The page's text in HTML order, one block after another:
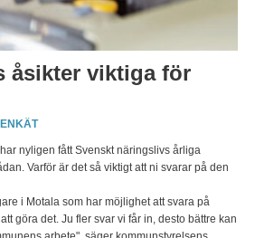
åsikter viktiga för
nyligen fått Svenskt näringslivs årliga
Varför är det så viktigt att ni svarar på den
i Motala som har möjlighet att svara på
göra det. Ju fler svar vi får in, desto bättre kan